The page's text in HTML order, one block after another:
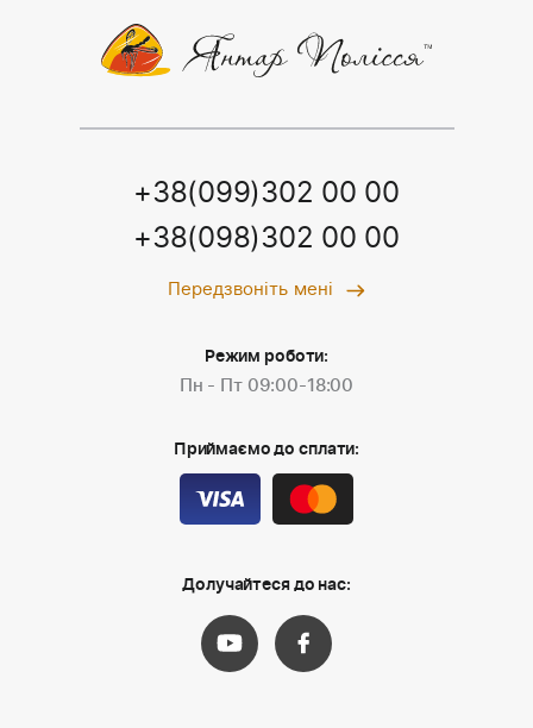
+38(099)302 00 00
+38(098)302 00 00
Передзвоніть мені
Режим роботи:
Пн - Пт 09:00-18:00
Приймаємо до сплати:
Долучайтеся до нас: